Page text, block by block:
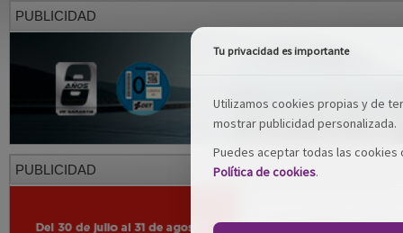
PUBLICIDAD
PUBLICIDAD
Tu privacidad es importante
Utilizamos cookies propias y de
mostrar publicidad personalizada.
Puedes aceptar todas las
Política de cookies.